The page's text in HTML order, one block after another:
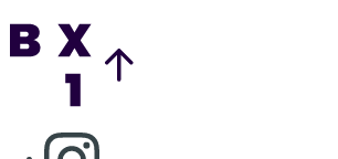
Consulter page Instagram